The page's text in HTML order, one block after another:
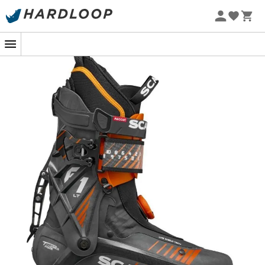
Sommarerbjudanden 🔥 -5 % EXTRA vid köp av 2 produkter*
Skidpjäxor Scarpa F1 LT för mänär lika bekväma uppför
som nedför. Om du känner att vissaskidpjäxoroffrar